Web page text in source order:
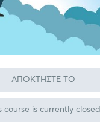
ΑΠΟΚΤΗΣΤΕ ΤΟ
course is currently closed